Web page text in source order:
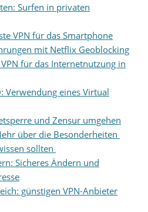
Surfen in privaten
VPN für das Smartphone
mit Netflix Geoblocking
für das Internetnutzung in
Verwendung eines Virtual
und Zensur umgehen
über die Besonderheiten
sollten
Sicheres Ändern und
günstigen VPN-Anbieter